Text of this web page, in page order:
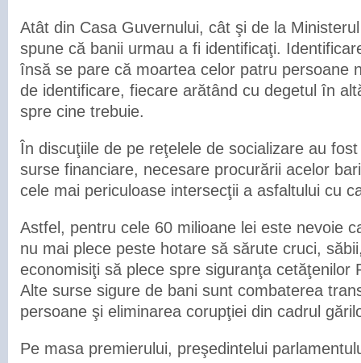
Atât din Casa Guvernului, cât şi de la
spune că banii urmau a fi identificaţi.
însă se pare că moartea celor patru persoane
de identificare, fiecare arătând cu degetul în
spre cine trebuie.
În discuţiile de pe reţelele de socializare au
surse financiare, necesare procurării acelor
cele mai periculoase intersecţii a asfaltului cu
Astfel, pentru cele 60 milioane lei este nevoie
nu mai plece peste hotare să sărute cruci,
economisiţi să plece spre siguranţa cetăţenilor
Alte surse sigure de bani sunt combaterea
persoane şi eliminarea corupţiei din cadrul
Pe masa premierului, preşedintelui